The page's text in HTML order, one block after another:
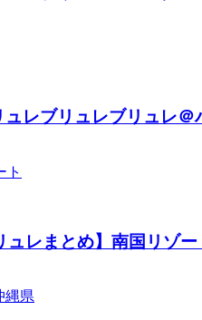
ュレブリュレブリュレ
ト
ュレまとめ】南国リゾ
縄県